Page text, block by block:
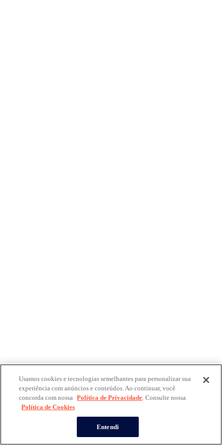
Usamos cookies e tecnologias semelhantes para personalizar sua
experiência com anúncios e conteúdos. Ao continuar, você
concorda com nossa Política de Privacidade. Consulte nossa
Política de Cookies
Entendi